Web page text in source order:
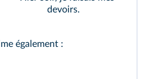
devoirs.
également :